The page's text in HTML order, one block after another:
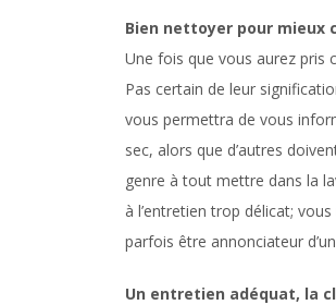
Bien nettoyer pour mieux
Une fois que vous aurez pris
Pas certain de leur
vous permettra de vous
sec, alors que d’autres
genre à tout mettre dans la
à l’entretien trop délicat;
parfois être annonciateur
Un entretien adéquat, la